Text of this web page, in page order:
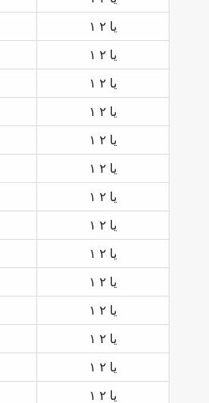
۱ یا ۲
۱ یا ۲
۱ یا ۲
۱ یا ۲
۱ یا ۲
۱ یا ۲
۱ یا ۲
۱ یا ۲
۱ یا ۲
۱ یا ۲
۱ یا ۲
۱ یا ۲
۱ یا ۲
۱ یا ۲